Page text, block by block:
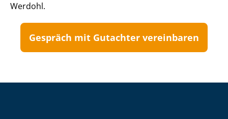
Werdohl.
Gespräch mit Gutachter vereinbaren